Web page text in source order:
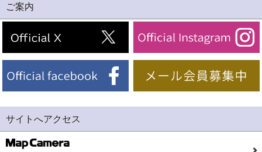
ご案内
サイトへアクセス